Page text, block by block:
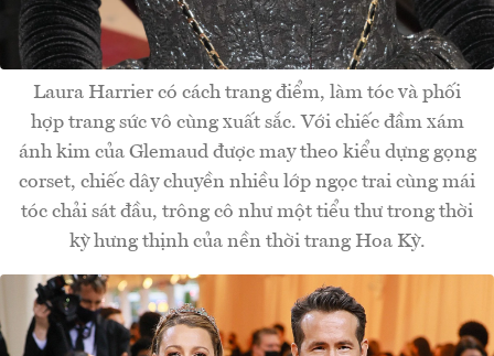
Laura Harrier có cách trang điểm, làm tóc và phối
hợp trang sức vô cùng xuất sắc. Với chiếc đầm xám
ánh kim của Glemaud được may theo kiểu dựng gọng
corset, chiếc dây chuyền nhiều lớp ngọc trai cùng mái
tóc chải sát đầu, trông cô như một tiểu thư trong thời
kỳ hưng thịnh của nền thời trang Hoa Kỳ.